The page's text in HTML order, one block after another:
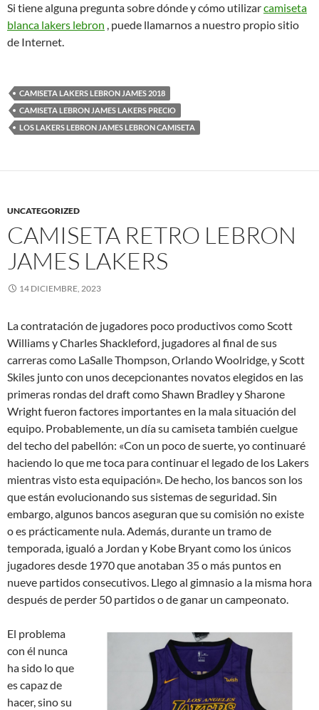
Si tiene alguna pregunta sobre dónde y cómo utilizarcamiseta
blanca lakers lebron , puede llamarnos a nuestro propio sitio
de Internet.
CAMISETA LAKERS LEBRON JAMES 2018
CAMISETA LEBRON JAMES LAKERS PRECIO
LOS LAKERS LEBRON JAMES LEBRON CAMISETA
UNCATEGORIZED
CAMISETA RETRO LEBRON
JAMES LAKERS
14 DICIEMBRE, 2023
La contratación de jugadores poco productivos como Scott
Williams y Charles Shackleford, jugadores al final de sus
carreras como LaSalle Thompson, Orlando Woolridge, y Scott
Skiles junto con unos decepcionantes novatos elegidos en las
primeras rondas del draft como Shawn Bradley y Sharone
Wright fueron factores importantes en la mala situación del
equipo. Probablemente, un día su camiseta también cuelgue
del techo del pabellón: «Con un poco de suerte, yo continuaré
haciendo lo que me toca para continuar el legado de los Lakers
mientras visto esta equipación». De hecho, los bancos son los
que están evolucionando sus sistemas de seguridad. Sin
embargo, algunos bancos aseguran que su comisión no existe
o es prácticamente nula. Además, durante un tramo de
temporada, igualó a Jordan y Kobe Bryant como los únicos
jugadores desde 1970 que anotaban 35 o más puntos en
nueve partidos consecutivos. Llego al gimnasio a la misma hora
después de perder 50 partidos o de ganar un campeonato.
El problema
con él nunca
ha sido lo que
es capaz de
hacer, sino su